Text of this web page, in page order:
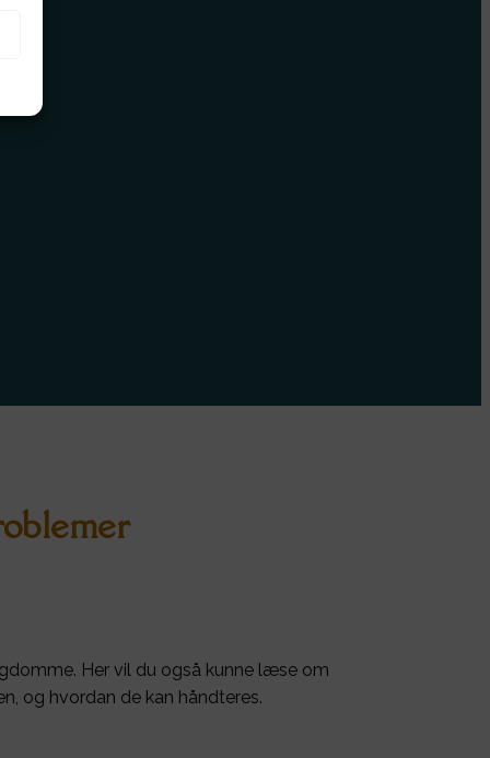
Her vil du også kunne læse om
og hvordan de kan håndteres.